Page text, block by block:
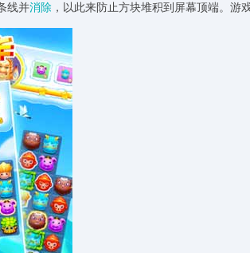
线并消除 ，以此来防止方块堆积到屏幕顶端。游